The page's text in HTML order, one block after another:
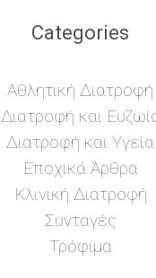
Categories
Αθλητική Διατροφή
Διατροφή και
Διατροφή και Υγεία
Εποχικά Άρθρα
Κλινική Διατροφή
Συνταγές
Τρόφιμα